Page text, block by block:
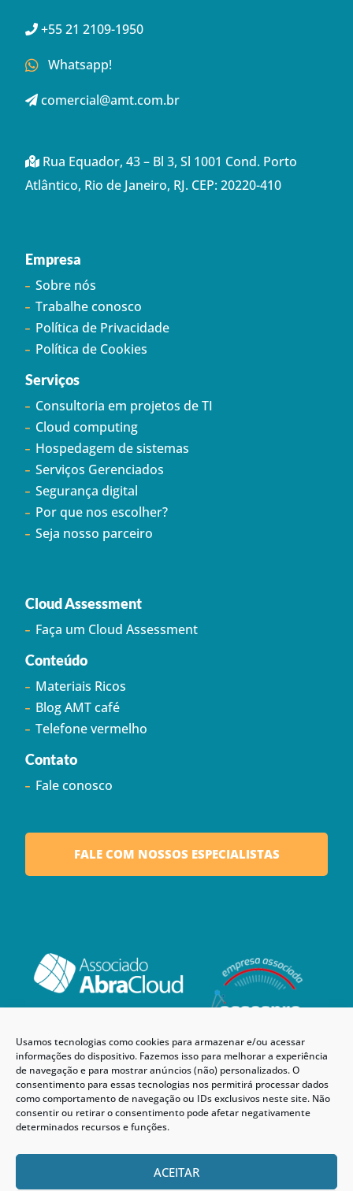
Usamos tecnologias como cookies para armazenar e/ou acessar
informações do dispositivo. Fazemos isso para melhorar a experiência
de navegação e para mostrar anúncios (não) personalizados. O
consentimento para essas tecnologias nos permitirá processar dados
como comportamento de navegação ou IDs exclusivos neste site. Não
consentir ou retirar o consentimento pode afetar negativamente
determinados recursos e funções.
ACEITAR
+55 21 2109-1950
Whatsapp!
comercial@amt.com.br
Rua Equador, 43 – Bl 3, Sl 1001 Cond. Porto
Atlântico, Rio de Janeiro, RJ. CEP: 20220-410
Empresa
Sobre nós
Trabalhe conosco
Política de Privacidade
Política de Cookies
Serviços
Consultoria em projetos de TI
Cloud computing
Hospedagem de sistemas
Serviços Gerenciados
Segurança digital
Por que nos escolher?
Seja nosso parceiro
Cloud Assessment
Faça um Cloud Assessment
Conteúdo
Materiais Ricos
Blog AMT café
Telefone vermelho
Contato
Fale conosco
FALE COM NOSSOS ESPECIALISTAS